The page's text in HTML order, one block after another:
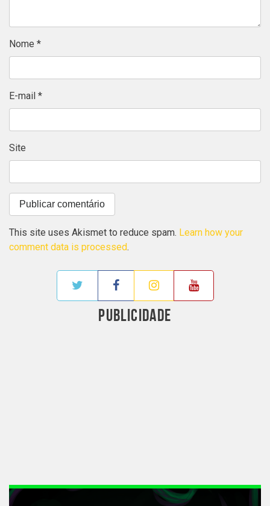
Nome *
E-mail *
Site
This site uses Akismet to reduce spam. Learn how your
comment data is processed.
PUBLICIDADE